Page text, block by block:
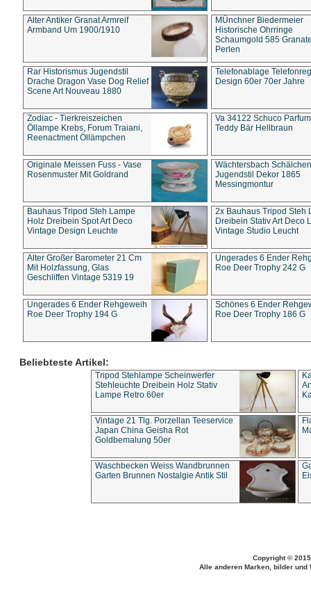
Alter Antiker Granat Armreif
Armband Um 1900/1910
MÜnchner Biedermeier
Historische Ohrringe
Schaumgold 585
Perlen
Rar Historismus Jugendstil
Drache Dragon Vase Dog Relief
Scene Art Nouveau 1880
Telefonablage
Design 60er 70er Jahre
Zodiac - Tierkreiszeichen
Öllampe Krebs, Forum Traiani,
Reenactment Öllämpchen
Va 34122 Schuco
Teddy Bär Hellbraun
Originale Meissen Fuss - Vase
Rosenmuster Mit Goldrand
Wächtersbach Schälchen
Jugendstil Dekor 1865
Messingmontur
Bauhaus Tripod Steh Lampe
Holz Dreibein Spot Art Deco
Vintage Design Leuchte
2x Bauhaus Tripod Steh
Dreibein Stativ Art Deco
Vintage Studio Leucht
Alter Großer Barometer 21 Cm
Mit Holzfassung, Glas
Geschliffen Vintage 5319 19
Ungerades 6 Ender
Roe Deer Trophy 242 G
Ungerades 6 Ender Rehgeweih
Roe Deer Trophy 194 G
Schönes 6 Ender
Roe Deer Trophy 186 G
Beliebteste Artikel:
Tripod Stehlampe Scheinwerfer
Stehleuchte Dreibein Holz Stativ
Lampe Retro 60er
Vintage 21 Tlg. Porzellan Teeservice
Japan China Geisha Rot
Goldbemalung 50er
Waschbecken Weiss Wandbrunnen
Garten Brunnen Nostalgie Antik Stil
Copyright ©
Alle anderen Marken, bilder und